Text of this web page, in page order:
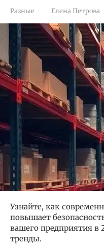
Разные Елена Петрова
Узнайте, как
повышает
вашего предприятия в
тренды.